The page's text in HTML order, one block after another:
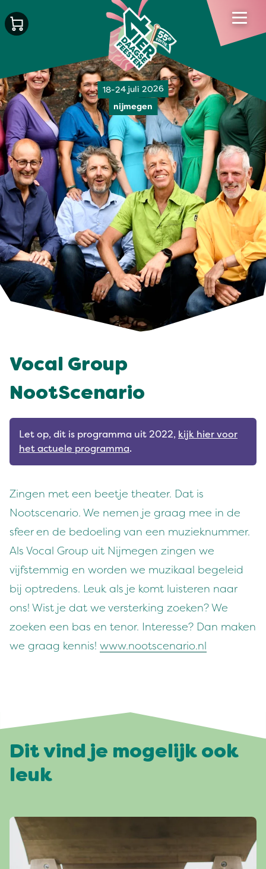
18-24 juli 2026
nijmegen
Vocal Group
NootScenario
Let op, dit is programma uit 2022, kijk hier voor
het actuele programma.
Zingen met een beetje theater. Dat is
Nootscenario. We nemen je graag mee in de
sfeer en de bedoeling van een muzieknummer.
Als Vocal Group uit Nijmegen zingen we
vijfstemmig en worden we muzikaal begeleid
bij optredens. Leuk als je komt luisteren naar
ons! Wist je dat we versterking zoeken? We
zoeken een bas en tenor. Interesse? Dan maken
we graag kennis! www.nootscenario.nl
Dit vind je mogelijk ook
leuk